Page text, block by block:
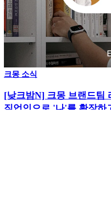
크몽 소식
[낮크밤N] 크몽 브랜드팀
직업인으로 '나'를 확장하